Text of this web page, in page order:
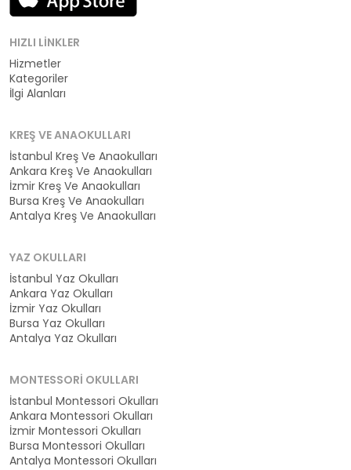
HIZLI LINKLER
Hizmetler
Kategoriler
İlgi Alanları
KREŞ VE ANAOKULLARI
İstanbul Kreş Ve Anaokulları
Ankara Kreş Ve Anaokulları
İzmir Kreş Ve Anaokulları
Bursa Kreş Ve Anaokulları
Antalya Kreş Ve Anaokulları
YAZ OKULLARI
İstanbul Yaz Okulları
Ankara Yaz Okulları
İzmir Yaz Okulları
Bursa Yaz Okulları
Antalya Yaz Okulları
MONTESSORI OKULLARI
İstanbul Montessori Okulları
Ankara Montessori Okulları
İzmir Montessori Okulları
Bursa Montessori Okulları
Antalya Montessori Okulları